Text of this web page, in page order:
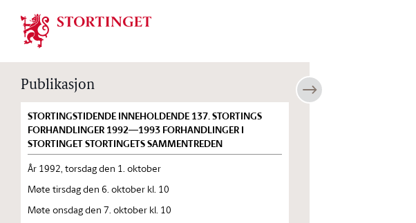
Stortinget.no
Publikasjon
STORTINGSTIDENDE INNEHOLDENDE 137. STORTINGS
FORHANDLINGER 1992—1993 FORHANDLINGER I
STORTINGET STORTINGETS SAMMENTREDEN
År 1992, torsdag den 1. oktober
Møte tirsdag den 6. oktober kl. 10
Møte onsdag den 7. oktober kl. 10